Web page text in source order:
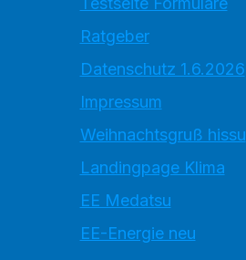
Ratgeber
Datenschutz 1.6.2026
Impressum
Weihnachtsgruß hissu
Landingpage Klima
EE Medatsu
EE-Energie neu